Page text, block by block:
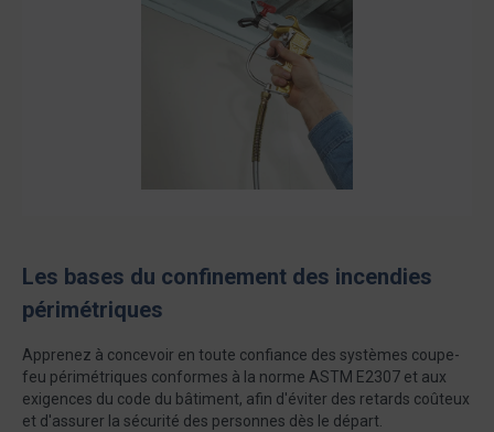
Les bases du confinement des incendies
périmétriques
Apprenez à concevoir en toute confiance des systèmes coupe-
feu périmétriques conformes à la norme ASTM E2307 et aux
exigences du code du bâtiment, afin d'éviter des retards coûteux
et d'assurer la sécurité des personnes dès le départ.